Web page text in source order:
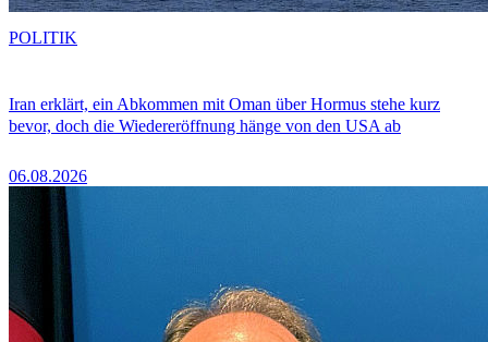
Iran erklärt, ein Abkommen mit Oman über Hormus stehe kurz
bevor, doch die Wiedereröffnung hänge von den USA ab
06.08.2026
POLITIK